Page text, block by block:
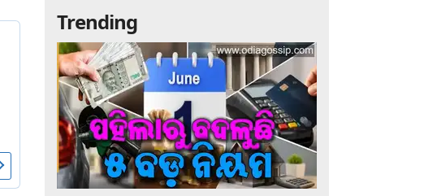
Trending